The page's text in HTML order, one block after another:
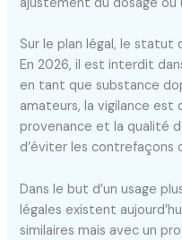
Sur le plan légal, le statut
En 2026, il est interdit
en tant que substance
amateurs, la vigilance est
provenance et la qualité
d’éviter les contrefaçons
Dans le but d’un usage
légales existent
similaires mais avec un